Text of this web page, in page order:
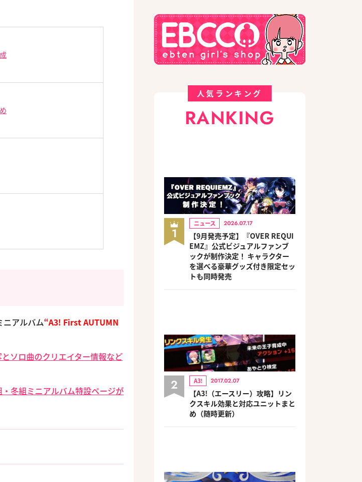
ニアルバム“A3! First AUTUMN
ソロ曲のクリエイター情報など
冬組ミニアルバム特設ページが
人気ランキング
RANKING
1
ニュース 2026.07.17
【9月発売予定】『OVER REQUI
EMZ』公式ビジュアルファンブ
ックが制作決定！ キャラクター
を選べる豪華グッズ付き限定セッ
トも同時発売
2 A3! 2017.02.07
【A3!（エースリー）攻略】リン
クスキル効果と対応ユニットまと
め（随時更新）